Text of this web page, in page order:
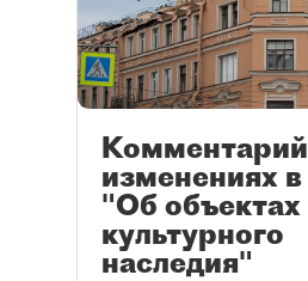
изменениях
"Об объектах
культурного
наследия"